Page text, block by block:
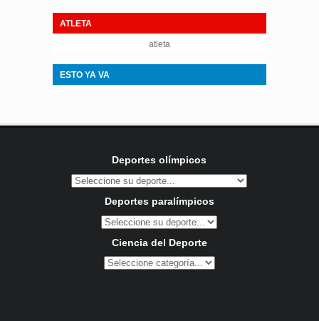
ATLETA
atleta
ESTO YA VA
Deportes olímpicos
Deportes paralímpicos
Ciencia del Deporte